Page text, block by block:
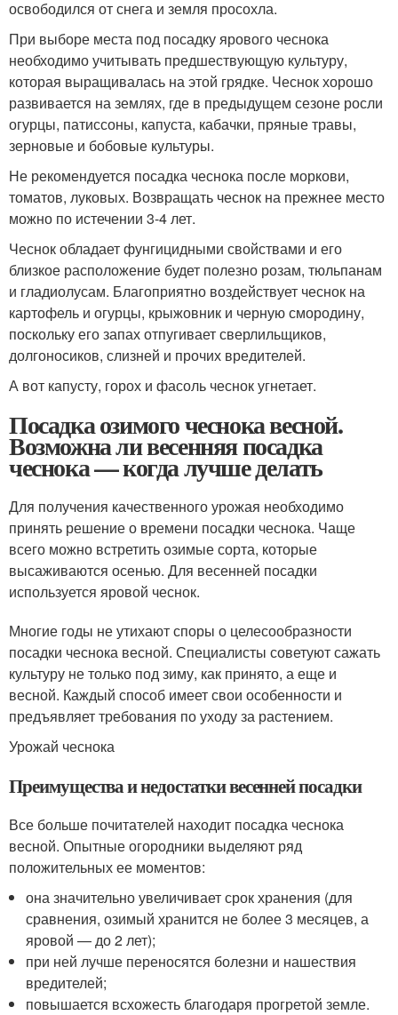
освободился от снега и земля просохла.
При выборе места под посадку ярового чеснока
необходимо учитывать предшествующую культуру,
которая выращивалась на этой грядке. Чеснок хорошо
развивается на землях, где в предыдущем сезоне росли
огурцы, патиссоны, капуста, кабачки, пряные травы,
зерновые и бобовые культуры.
Не рекомендуется посадка чеснока после моркови,
томатов, луковых. Возвращать чеснок на прежнее место
можно по истечении 3-4 лет.
Чеснок обладает фунгицидными свойствами и его
близкое расположение будет полезно розам, тюльпанам
и гладиолусам. Благоприятно воздействует чеснок на
картофель и огурцы, крыжовник и черную смородину,
поскольку его запах отпугивает сверлильщиков,
долгоносиков, слизней и прочих вредителей.
А вот капусту, горох и фасоль чеснок угнетает.
Посадка озимого чеснока весной.
Возможна ли весенняя посадка
чеснока — когда лучше делать
Для получения качественного урожая необходимо
принять решение о времени посадки чеснока. Чаще
всего можно встретить озимые сорта, которые
высаживаются осенью. Для весенней посадки
используется яровой чеснок.
Многие годы не утихают споры о целесообразности
посадки чеснока весной. Специалисты советуют сажать
культуру не только под зиму, как принято, а еще и
весной. Каждый способ имеет свои особенности и
предъявляет требования по уходу за растением.
Урожай чеснока
Преимущества и недостатки весенней посадки
Все больше почитателей находит посадка чеснока
весной. Опытные огородники выделяют ряд
положительных ее моментов:
она значительно увеличивает срок хранения (для
сравнения, озимый хранится не более 3 месяцев, а
яровой — до 2 лет);
при ней лучше переносятся болезни и нашествия
вредителей;
повышается всхожесть благодаря прогретой земле.